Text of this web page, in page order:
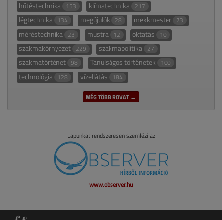
hűtéstechnika 153 klímatechnika 217
légtechnika 134 megújulók 28 mekkmester 73
méréstechnika 23 mustra 12 oktatás 10
szakmakörnyezet 229 szakmapolitika 27
szakmatörténet 98 Tanulságos történetek 100
technológia 128 vízellátás 184
MÉG TÖBB ROVAT →
Lapunkat rendszeresen szemlézi az
www.observer.hu